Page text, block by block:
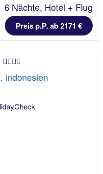
6 Nächte, Hotel + Flug
Preis p.P. ab 2171 €
Indonesien